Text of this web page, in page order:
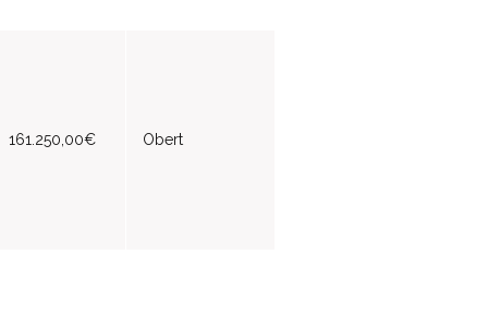
161.250,00€ Obert